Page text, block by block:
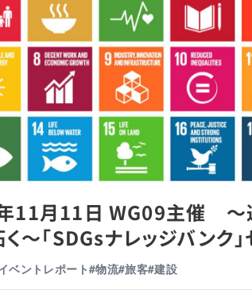
11月11日 WG09主催 ～
～「SDGsナレッジバンク
ベントレポート#物流#旅客#建設